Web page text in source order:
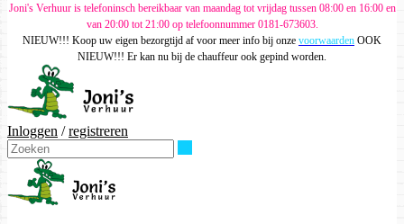
Joni's Verhuur is telefoninsch bereikbaar van maandag tot vrijdag tussen 08:00 en 16:00 en
van 20:00 tot 21:00 op telefoonnummer 0181-673603.
NIEUW!!! Koop uw eigen bezorgtijd af voor meer info bij onze voorwaarden OOK
NIEUW!!! Er kan nu bij de chauffeur ook gepind worden.
Inloggen /registreren